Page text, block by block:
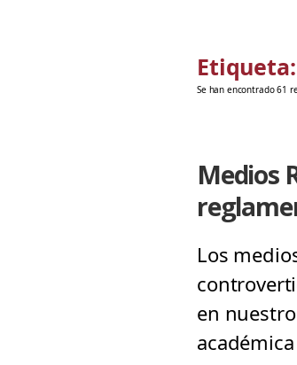
Etiqueta:
Se han encontrado 61
Medios
Los
en